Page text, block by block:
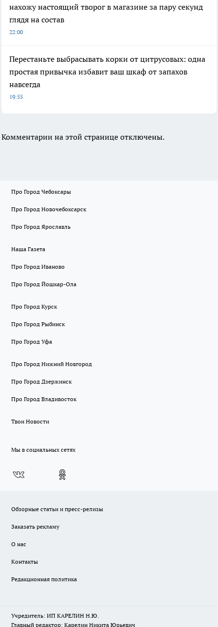
нахожу настоящий творог в магазине за пару секунд
глядя на состав
22:00
Перестаньте выбрасывать корки от цитрусовых: одна
простая привычка избавит ваш шкаф от запахов
навсегда
19:55
Комментарии на этой странице отключены.
Про Город Чебоксары
Про Город Новочебоксарск
Про Город Ярославль
Наша Газета
Про Город Иваново
Про Город Йошкар-Ола
Про Город Курск
Про Город Рыбинск
Про Город Уфа
Про Город Нижний Новгород
Про Город Дзержинск
Про Город Владивосток
Твои Новости
Мы в социальных сетях
Обзорные статьи и пресс-релизы
Заказать рекламу
О нас
Контакты
Редакционная политика
Учредитель: ИП КАРЕЛИН Н.Ю.
Главный редактор: Карелин Никита Юрьевич